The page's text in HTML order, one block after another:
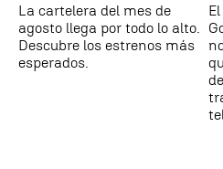
La cartelera del mes de
agosto llega por todo lo alto.
Descubre los estrenos más
esperados.